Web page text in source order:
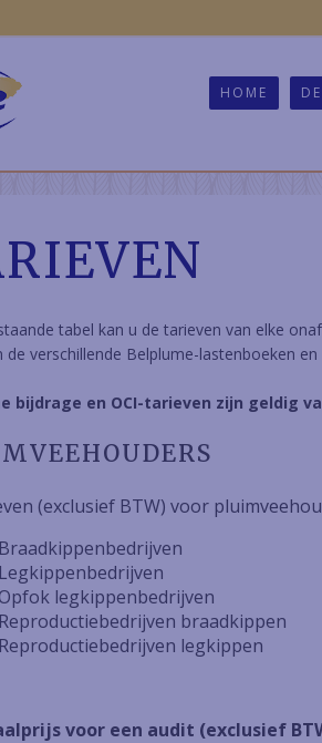
HOME
tabel kan u de tarieven van elke
de verschillende Belplume-lastenboeken
bijdrage en OCI-tarieven zijn geldig
(exclusief BTW) voor
Braadkippenbedrijven
Legkippenbedrijven
Opfok legkippenbedrijven
Reproductiebedrijven braadkippen
Reproductiebedrijven legkippen
voor een audit (exclusief